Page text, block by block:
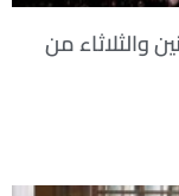
والثلاثاء من